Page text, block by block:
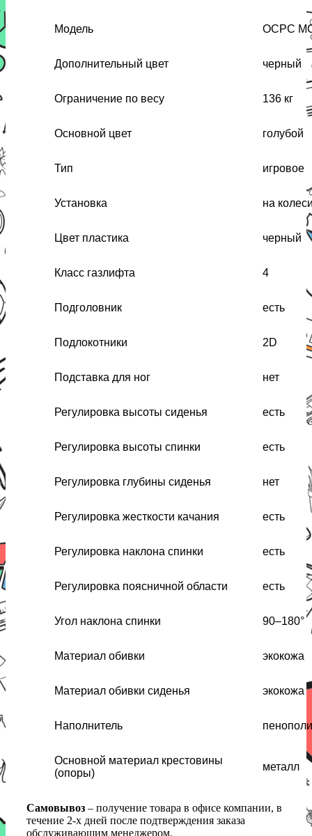
Модель OCPC
Дополнительный цвет черный
Ограничение по весу 136 кг
Основной цвет голубой
Тип игровое
Установка на
Цвет пластика черный
Класс газлифта 4
Подголовник есть
Подлокотники 2D
Подставка для ног нет
Регулировка высоты сиденья есть
Регулировка высоты спинки есть
Регулировка глубины сиденья нет
Регулировка жесткости качания есть
Регулировка наклона спинки есть
Регулировка поясничной области есть
Угол наклона спинки 90–180°
Материал обивки экокожа
Материал обивки сиденья экокожа
Наполнитель
Основной материал крестовины
(опоры)
металл
Самовывоз – получение товара в офисе компании, в
течение 2-х дней после подтверждения заказа
обслуживающим менеджером.